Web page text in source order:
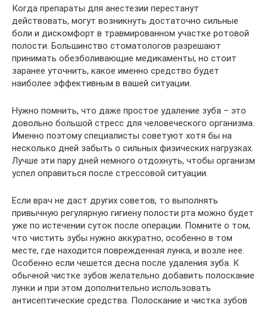
Когда препараты для анестезии перестанут
действовать, могут возникнуть достаточно сильные
боли и дискомфорт в травмированном участке ротовой
полости. Большинство стоматологов разрешают
принимать обезболивающие медикаменты, но стоит
заранее уточнить, какое именно средство будет
наиболее эффективным в вашей ситуации.
Нужно помнить, что даже простое удаление зуба – это
довольно большой стресс для человеческого организма.
Именно поэтому специалисты советуют хотя бы на
несколько дней забыть о сильных физических нагрузках.
Лучше эти пару дней немного отдохнуть, чтобы организм
успел оправиться после стрессовой ситуации.
Если врач не даст других советов, то выполнять
привычную регулярную гигиену полости рта можно будет
уже по истечении суток после операции. Помните о том,
что чистить зубы нужно аккуратно, особенно в том
месте, где находится поврежденная лунка, и возле нее.
Особенно если чешется десна после удаления зуба. К
обычной чистке зубов желательно добавить полоскание
лунки и при этом дополнительно использовать
антисептические средства. Полоскание и чистка зубов